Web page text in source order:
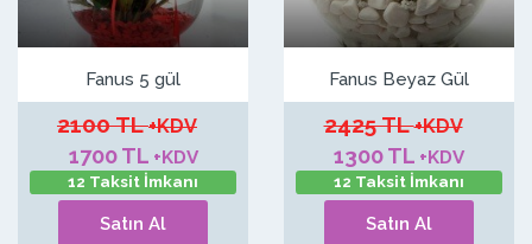
Fanus 5 gül
2100 TL+KDV
1700 TL +KDV
12 Taksit İmkanı
Satın Al
Fanus Beyaz Gül
2425 TL+KDV
1300 TL +KDV
12 Taksit İmkanı
Satın Al